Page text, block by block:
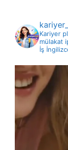
Kariyer
mülakat
İş